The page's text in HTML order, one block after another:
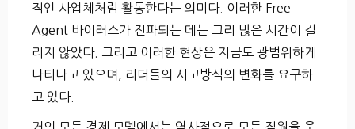
적인 사업체처럼 활동한다는 의미다. 이러한 Free
Agent 바이러스가 전파되는 데는 그리 많은 시간이 걸
리지 않았다. 그리고 이러한 현상은 지금도 광범위하게
나타나고 있으며, 리더들의 사고방식의 변화를 요구하
고 있다.
거의 모든 경제 모델에서는 역사적으로 모든 직원을 움